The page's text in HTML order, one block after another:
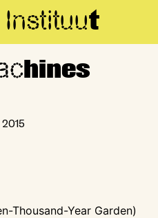
ut
hines
Thousand-Year Garden)